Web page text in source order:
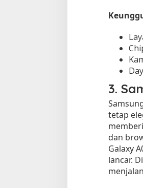
3.
tetap
dan
Galaxy
lancar.